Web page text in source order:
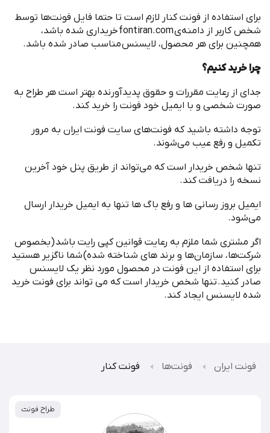
برای استفاده از ‌فونت کنار لازم است تا حتما فایل فونتها توسط
شخص کاربر از دامنهیfontiran.comخریداری شده باشد،
همچنین برای هر محصول، لایسنس مناسب صادر شده باشد.
چرا خرید کنیم؟
جدای از رعایت مقررات و حقوق پدیدآورنده بهتر است هر طراح به
صورت شخصی و با ایمیل خود فونت را خرید کند.
توجه داشته باشید که فونتهای سایت فونت ایران به مرور
تکمیل و رفع عیب میشوند.
تنها شخص خریدار است که میتواند از طریق پنل خود آخرین
نسخه را دریافت کند.
ایمیل بروز رسانی ها و رفع باگ ها تنها به ایمیل خریدار ارسال
میشود.
اگر مشتری شما ملزم به رعایت قوانین کپی رایت باشد(بخصوص
شرکتها، سازمانها و برند های شناخته شده)شما ناگزیر هستید
برای استفاده از این فونت در محصول مورد نظر یک لایسنس
صادر کنید.تنها شخص خریدار است که می تواند برای فونت خرید
شده لایسنس ایجاد کند.
فونت ایران فونت‌ها فونت کنار
طراح فونت